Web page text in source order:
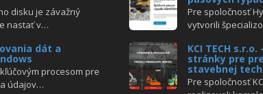
disku je závažný
nastať v…
dát a
procesom pre
údajov…
Pre spoločnosť
vytvorili
KCI TECH
stránky pre
stavebnej
Pre spoločnosť